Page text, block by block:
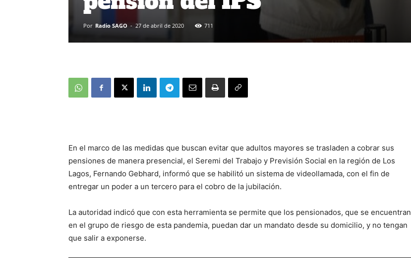
Por Radio SAGO - 27 de abril de 2020 711
En el marco de las medidas que buscan evitar que adultos mayores se trasladen a cobrar sus
pensiones de manera presencial, el Seremi del Trabajo y Previsión Social en la región de Los
Lagos, Fernando Gebhard, informó que se habilitó un sistema de videollamada, con el fin de
entregar un poder a un tercero para el cobro de la jubilación.
La autoridad indicó que con esta herramienta se permite que los pensionados, que se encuentran
en el grupo de riesgo de esta pandemia, puedan dar un mandato desde su domicilio, y no tengan
que salir a exponerse.